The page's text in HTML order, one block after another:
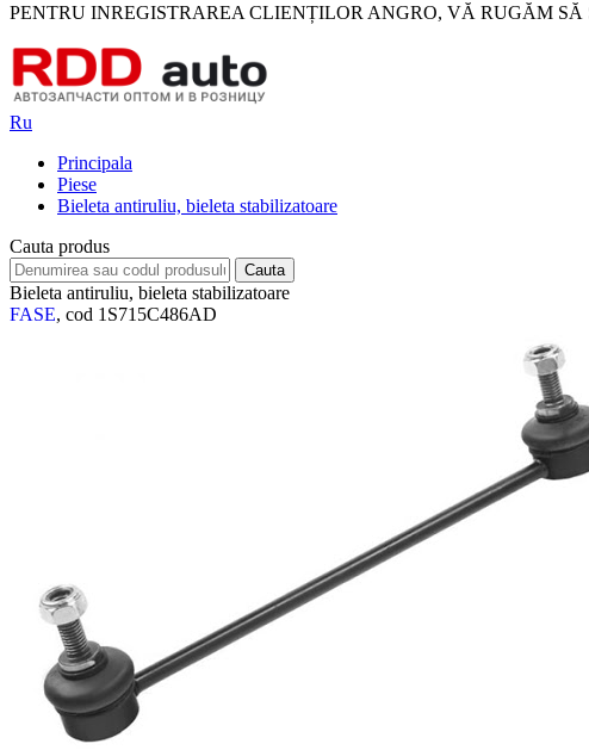
PENTRU INREGISTRAREA CLIENȚILOR ANGRO, VĂ RUGĂM SĂ
Ru
Principala
Piese
Bieleta antiruliu, bieleta stabilizatoare
Cauta produs
Bieleta antiruliu, bieleta stabilizatoare
FASE, cod 1S715C486AD